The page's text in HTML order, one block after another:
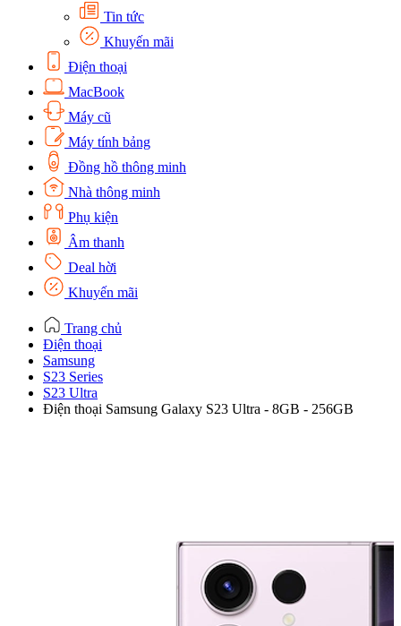
Tin tức
Khuyến mãi
Điện thoại
MacBook
Máy cũ
Máy tính bảng
Đồng hồ thông minh
Nhà thông minh
Phụ kiện
Âm thanh
Deal hời
Khuyến mãi
Trang chủ
Điện thoại
Samsung
S23 Series
S23 Ultra
Điện thoại Samsung Galaxy S23 Ultra - 8GB - 256GB